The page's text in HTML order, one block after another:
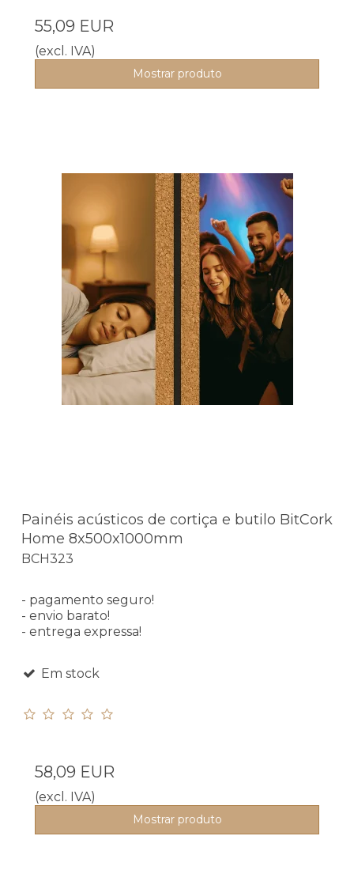
55,09 EUR
(excl. IVA)
Mostrar produto
Painéis acústicos de cortiça e butilo BitCork
Home 8x500x1000mm
BCH323
- pagamento seguro!
- envio barato!
- entrega expressa!
Em stock
58,09 EUR
(excl. IVA)
Mostrar produto